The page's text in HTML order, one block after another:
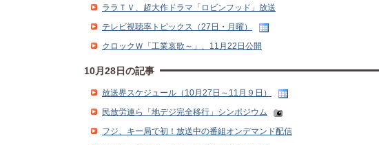
ララＴＶ、超大作ドラマ「ロビンフッド」放送
テレビ視聴率トピックス（27日・月曜）
クロックＷ「工業哀歌～」、11月22日公開
10月28日の記事
放送界スケジュール（10月27日～11月９日）
民放労連ら「地デジ完全移行」シンポジウム
フジ、キー局で初！放送中の番組オンデマンド配信